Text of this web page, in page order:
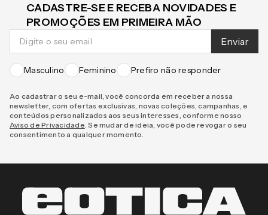
CADASTRE-SE E RECEBA NOVIDADES E
PROMOÇÕES EM PRIMEIRA MÃO
Enviar
Masculino Feminino Prefiro não responder
Ao cadastrar o seu e-mail, você concorda em receber a nossa
newsletter, com ofertas exclusivas, novas coleções, campanhas, e
conteúdos personalizados aos seus interesses, conforme nosso
Aviso de Privacidade . Se mudar de ideia, você pode revogar o seu
consentimento a qualquer momento.